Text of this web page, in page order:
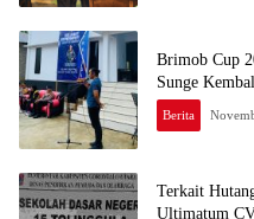
Brimob Cup
Sunge
Berita
Terkait
Ultimatum